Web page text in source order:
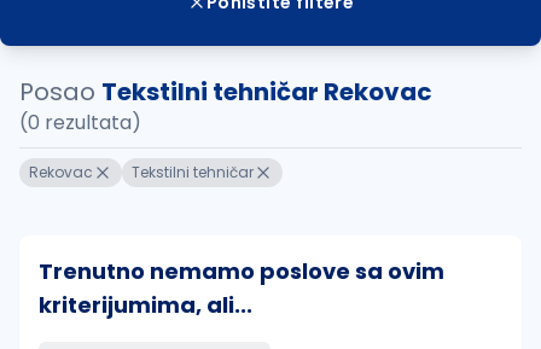
Posao Tekstilni tehničar Rekovac
(0 rezultata)
Rekovac Tekstilni tehničar
Trenutno nemamo poslove sa ovim
kriterijumima, ali...